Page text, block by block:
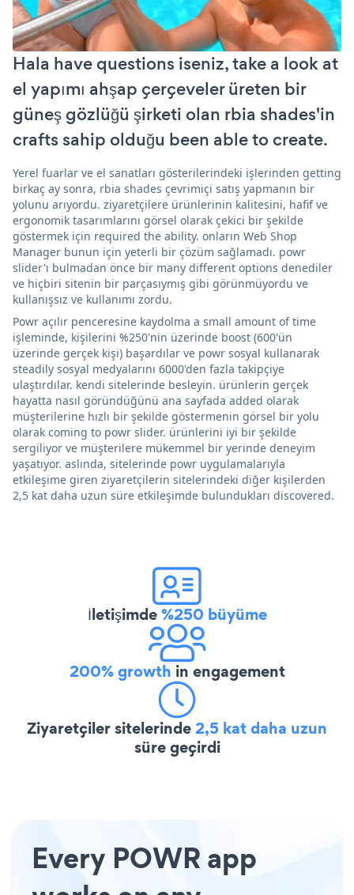
Hala have questions iseniz, take a look at
el yapımı ahşap çerçeveler üreten bir
güneş gözlüğü şirketi olan rbia shades'in
crafts sahip olduğu been able to create.
Yerel fuarlar ve el sanatları gösterilerindeki işlerinden getting
birkaç ay sonra, rbia shades çevrimiçi satış yapmanın bir
yolunu arıyordu. ziyaretçilere ürünlerinin kalitesini, hafif ve
ergonomik tasarımlarını görsel olarak çekici bir şekilde
göstermek için required the ability. onların Web Shop
Manager bunun için yeterli bir çözüm sağlamadı. powr
slider'ı bulmadan önce bir many different options denediler
ve hiçbiri sitenin bir parçasıymış gibi görünmüyordu ve
kullanışsız ve kullanımı zordu.
Powr açılır penceresine kaydolma a small amount of time
işleminde, kişilerini %250'nin üzerinde boost (600'ün
üzerinde gerçek kişi) başardılar ve powr sosyal kullanarak
steadily sosyal medyalarını 6000'den fazla takipçiye
ulaştırdılar. kendi sitelerinde besleyin. ürünlerin gerçek
hayatta nasıl göründüğünü ana sayfada added olarak
müşterilerine hızlı bir şekilde göstermenin görsel bir yolu
olarak coming to powr slider. ürünlerini iyi bir şekilde
sergiliyor ve müşterilere mükemmel bir yerinde deneyim
yaşatıyor. aslında, sitelerinde powr uygulamalarıyla
etkileşime giren ziyaretçilerin sitelerindeki diğer kişilerden
2,5 kat daha uzun süre etkileşimde bulundukları discovered.
İletişimde%250 büyüme
200% growth in engagement
Ziyaretçiler sitelerinde2,5 kat daha uzun
süre geçirdi
Every POWR app